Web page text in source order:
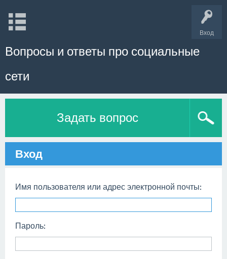
Вход
Вопросы и ответы про социальные
сети
Задать вопрос
Вход
Имя пользователя или адрес электронной почты:
Пароль: